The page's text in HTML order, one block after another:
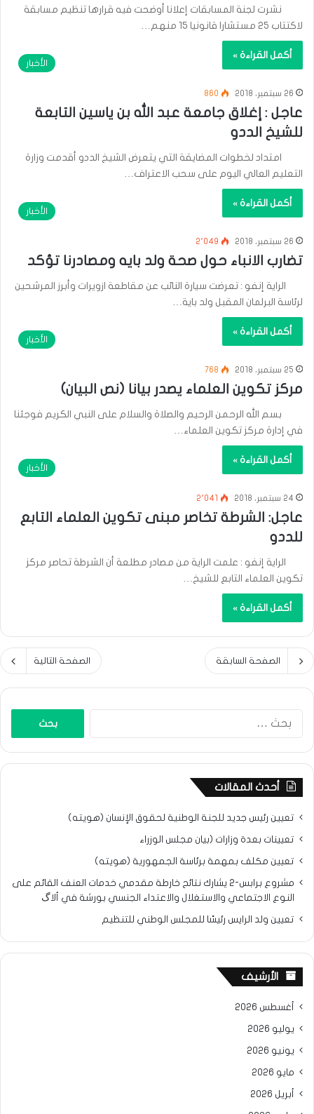
نشرت لجنة المسابقات إعلانا أوضحت فيه قرارها تنظيم مسابقة
لاكتتاب 25 مستشارا قانونيا 15 منهم…
أكمل القراءة »
الأخبار
26 سبتمبر، 2018 860
عاجل : إغلاق جامعة عبد الله بن ياسين التابعة
للشيخ الددو
امتداد لخطوات المضايقة التي يتعرض الشيخ الددو أقدمت وزارة
التعليم العالي اليوم على سحب الاعتراف…
أكمل القراءة »
الأخبار
26 سبتمبر، 2018 2٬049
تضارب الانباء حول صحة ولد بايه ومصادرنا تؤكد
الراية إنفو : تعرضت سيارة النائب عن مقاطعة ازويرات وأبرز المرشحين
لرئاسة البرلمان المقبل ولد باية…
أكمل القراءة »
الأخبار
25 سبتمبر، 2018 768
مركز تكوين العلماء يصدر بيانا (نص البيان)
بسم الله الرحمن الرحيم والصلاة والسلام على النبي الكريم فوجئنا
في إدارة مركز تكوين العلماء…
أكمل القراءة »
الأخبار
24 سبتمبر، 2018 2٬041
عاجل: الشرطة تخاصر مبنى تكوين العلماء التابع
للددو
الراية إنفو : علمت الراية من مصادر مطلعة أن الشرطة تحاصر مركز
تكوين العلماء التابع للشيخ…
أكمل القراءة »
الصفحة السابقة الصفحة التالية
أحدث المقالات
تعيين رئيس جديد للجنة الوطنية لحقوق الإنسان (هويته)
تعيينات بعدة وزارات (بيان مجلس الوزراء
تعيين مكلف بمهمة برئاسة الجمهورية (هويته)
مشروع برابس-2 يشارك نتائح خارطة مقدمي خدمات العنف القائم على
النوع الاجتماعي والاستغلال والاعتداء الجنسي بورشة في ألاگ
تعيين ولد الرايس رئيسًا للمجلس الوطني للتنظيم
الأرشيف
أغسطس 2026
يوليو 2026
يونيو 2026
مايو 2026
أبريل 2026